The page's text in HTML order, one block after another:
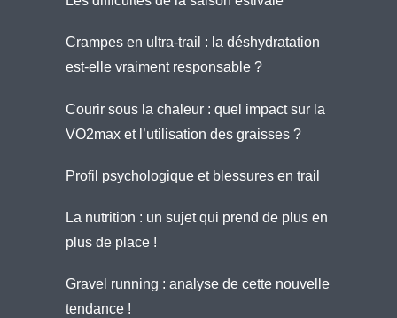
Crampes en ultra-trail : la déshydratation
est-elle vraiment responsable ?
Courir sous la chaleur : quel impact sur la
VO2max et l’utilisation des graisses ?
Profil psychologique et blessures en trail
La nutrition : un sujet qui prend de plus en
plus de place !
Gravel running : analyse de cette nouvelle
tendance !